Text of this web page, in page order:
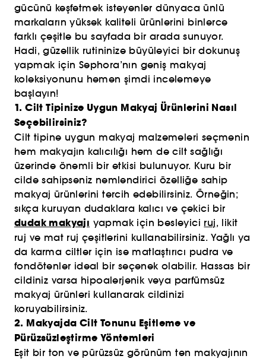
gücünü keşfetmek isteyenler dünyaca ünlü
markaların yüksek kaliteli ürünlerini binlerce
farklı çeşitle bu sayfada bir arada sunuyor.
Hadi, güzellik rutininize büyüleyici bir dokunuş
yapmak için Sephora’nın geniş makyaj
koleksiyonunu hemen şimdi incelemeye
başlayın!
1. Cilt Tipinize Uygun Makyaj Ürünlerini Nasıl
Seçebilirsiniz?
Cilt tipine uygun makyaj malzemeleri seçmenin
hem makyajın kalıcılığı hem de cilt sağlığı
üzerinde önemli bir etkisi bulunuyor. Kuru bir
cilde sahipseniz nemlendirici özelliğe sahip
makyaj ürünlerini tercih edebilirsiniz. Örneğin;
sıkça kuruyan dudaklara kalıcı ve çekici bir
dudak makyajı yapmak için besleyici ruj, likit
ruj ve mat ruj çeşitlerini kullanabilirsiniz. Yağlı ya
da karma ciltler için ise matlaştırıcı pudra ve
fondötenler ideal bir seçenek olabilir. Hassas bir
cildiniz varsa hipoalerjenik veya parfümsüz
makyaj ürünleri kullanarak cildinizi
koruyabilirsiniz.
2. Makyajda Cilt Tonunu Eşitleme ve
Pürüzsüzleştirme Yöntemleri
Eşit bir ton ve pürüzsüz görünüm ten makyajının